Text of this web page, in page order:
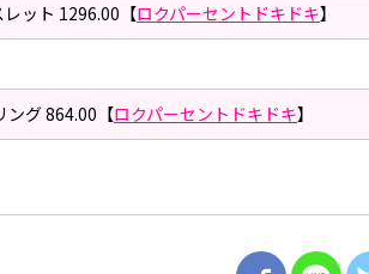
ット 1296.00【ロクパーセントドキドキ】
ング 864.00【ロクパーセントドキドキ】